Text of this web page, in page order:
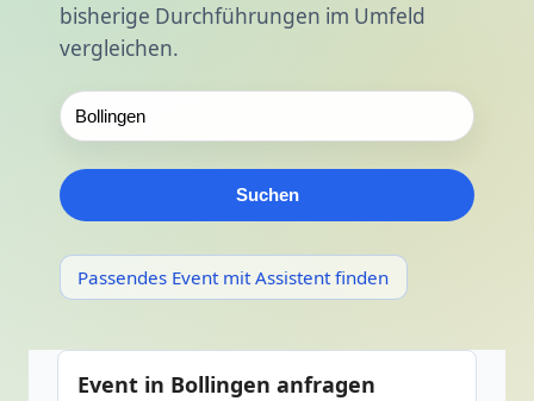
bisherige Durchführungen im Umfeld
vergleichen.
Suchen
Passendes Event mit Assistent finden
Event in Bollingen anfragen